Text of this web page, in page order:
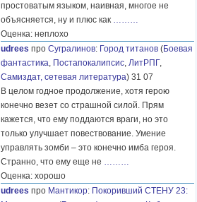
простоватым языком, наивная, многое не
объясняется, ну и плюс как ………
Оценка: неплохо
udrees про Сугралинов: Город титанов (Боевая
фантастика, Постапокалипсис, ЛитРПГ,
Самиздат, сетевая литература) 31 07
В целом годное продолжение, хотя герою
конечно везет со страшной силой. Прям
кажется, что ему поддаются враги, но это
только улучшает повествование. Умение
управлять зомби – это конечно имба героя.
Странно, что ему еще не ………
Оценка: хорошо
udrees про Мантикор: Покоривший СТЕНУ 23: